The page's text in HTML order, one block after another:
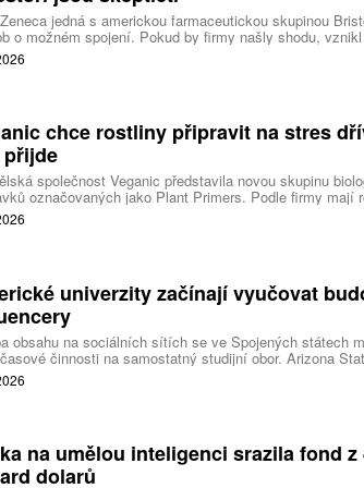
jedná s americkou farmaceutickou skupinou
o možném spojení. Pokud by firmy našly shodu,
z největších výrobců léků na světě s hodnotou téměř 400
chce rostliny připravit na stres
přijde
společnost Veganic představila novou skupinu
označovaných jako Plant Primers. Podle firmy mají
biologické signály, které je připraví na pozdější stres.
plodiny neustále v pohotovosti, ale umožnit jim
univerzity začínají vyučovat
obsahu na sociálních sítích se ve Spojených státech
činnosti na samostatný studijní obor. Arizona
připravila bakalářský program zaměřený na tvorbu
University zase spouští vedlejší studijní program pro
na umělou inteligenci srazila fond z
dolarů